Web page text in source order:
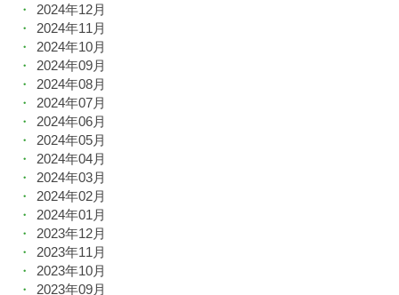
2024年12月
2024年11月
2024年10月
2024年09月
2024年08月
2024年07月
2024年06月
2024年05月
2024年04月
2024年03月
2024年02月
2024年01月
2023年12月
2023年11月
2023年10月
2023年09月